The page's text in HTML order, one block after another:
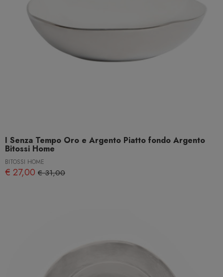
I Senza Tempo Oro e Argento Piatto fondo Argento
Bitossi Home
BITOSSI HOME
€ 27,00 € 31,00